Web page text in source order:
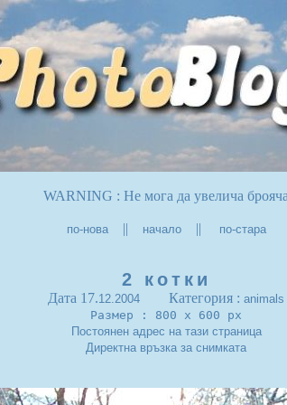
WARNING : Не мога да увелича
по-нова|| начало|| по-стара
2 котки
Дата 17.12.2004 Категория : animals
Размер : 800 x 600 px
Постоянен адрес на тази страница
Директна връзка за снимката